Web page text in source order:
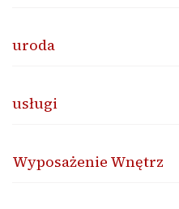
uroda
usługi
Wyposażenie Wnętrz